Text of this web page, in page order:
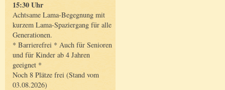
15:30 Uhr
Achtsame Lama-Begegnung mit
kurzem Lama-Spaziergang für alle
Generationen.
* Barrierefrei * Auch für Senioren
und für Kinder ab 4 Jahren
geeignet *
Noch 8 Plätze frei (Stand vom
03.08.2026)